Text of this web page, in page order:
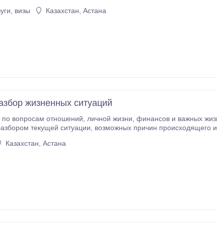
ты отдыхаешь.
визы Казахстан, Астана
жизненных ситуаций
финансов и важных жизненных решений.
причин происходящего и вариантов
Казахстан, Астана